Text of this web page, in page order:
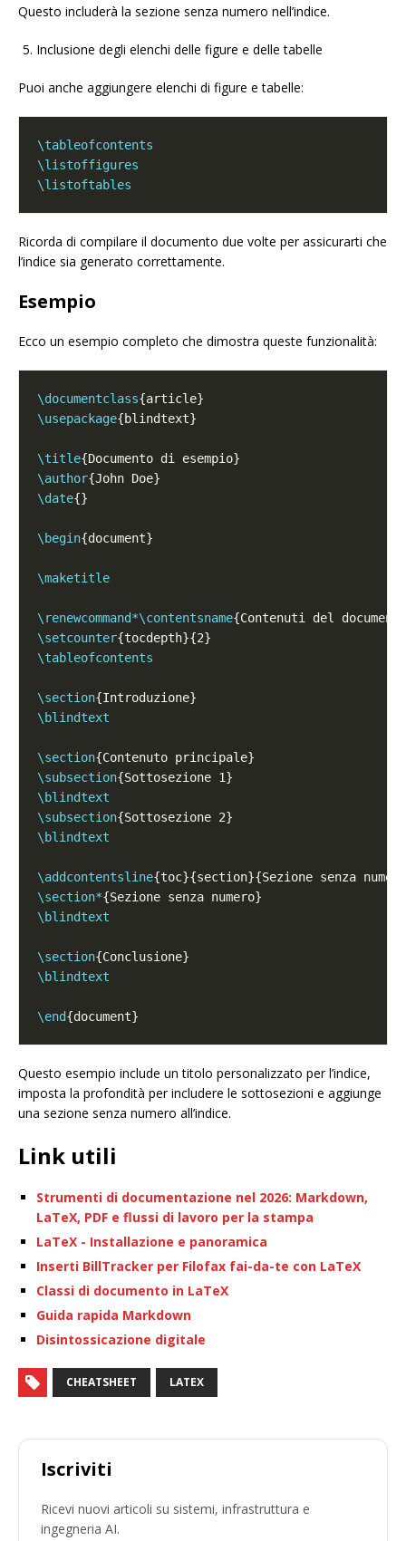
Questo includerà la sezione senza numero nell’indice.
Inclusione degli elenchi delle figure e delle tabelle
Puoi anche aggiungere elenchi di figure e tabelle:
\tableofcontents
\listoffigures
\listoftables
Ricorda di compilare il documento due volte per assicurarti che
l’indice sia generato correttamente.
Esempio
Ecco un esempio completo che dimostra queste funzionalità:
\documentclass
\usepackage
\title
\author
\date
\begin
\maketitle
\renewcommand*\contentsname
\setcounter
\tableofcontents
\section
\blindtext
\section
\subsection
\blindtext
\subsection
\blindtext
\addcontentsline
\section*
\blindtext
\section
\blindtext
\end
Questo esempio include un titolo personalizzato per l’indice,
imposta la profondità per includere le sottosezioni e aggiunge
una sezione senza numero all’indice.
Link utili
Strumenti di documentazione nel 2026: Markdown,
LaTeX, PDF e flussi di lavoro per la stampa
LaTeX - Installazione e panoramica
Inserti BillTracker per Filofax fai-da-te con LaTeX
Classi di documento in LaTeX
Guida rapida Markdown
Disintossicazione digitale
CHEATSHEET LATEX
Iscriviti
Ricevi nuovi articoli su sistemi, infrastruttura e
ingegneria AI.